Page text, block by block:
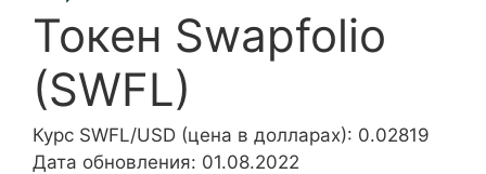
Токен Swapfolio
(SWFL)
Курс SWFL/USD (цена в долларах): 0.02819
Дата обновления: 01.08.2022